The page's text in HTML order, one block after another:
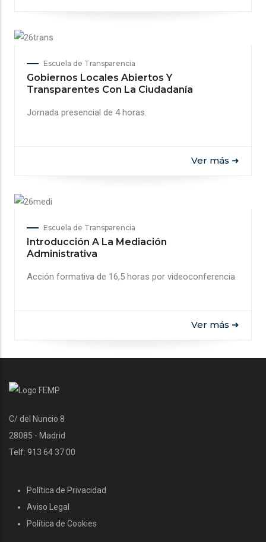
Escuela de Transparencia
Gobiernos Locales Abiertos Y
Transparentes Con La Ciudadanía
Jornada presencial de 4 horas.
Ver más ➜
Escuela de Transparencia
Introducción A La Mediación
Administrativa
Acción formativa de 16,5 horas por videoconferencia
Ver más ➜
C/ del Nuncio 8
28085 - Madrid
Telf: 913 64 37 00
Política de Privacidad
Aviso Legal
Política de Cookies